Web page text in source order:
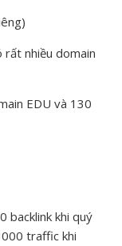
nhiều domain
EDU và 130
backlink khi quý
traffic khi